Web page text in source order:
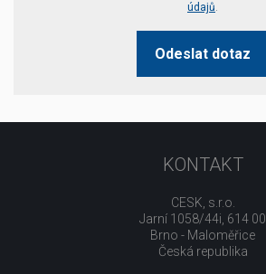
údajů.
Odeslat dotaz
KONTAKT
CESK, s.r.o.
Jarní 1058/44i, 614 00
Brno - Maloměřice
Česká republika